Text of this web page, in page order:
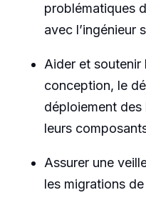
problématiques
avec l’ingénieur
Aider et soutenir
conception, le
déploiement
leurs
Assurer une
les migrations